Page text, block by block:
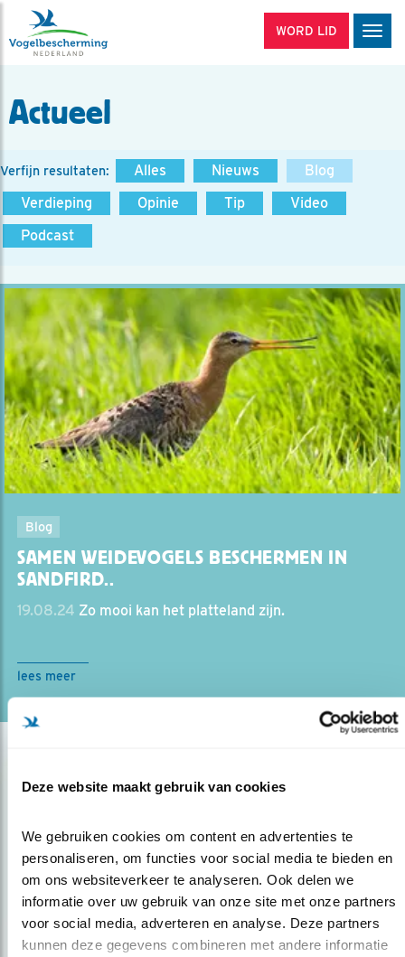
Deze website maakt gebruik van cookies
We gebruiken cookies om content en advertenties te
personaliseren, om functies voor social media te bieden en
om ons websiteverkeer te analyseren. Ook delen we
informatie over uw gebruik van onze site met onze partners
voor social media, adverteren en analyse. Deze partners
kunnen deze gegevens combineren met andere informatie
WORD LID
Actueel
Verfijn resultaten: Alles Nieuws
Blog
Verdieping
Opinie Tip
Video
Podcast
Blog
SAMEN WEIDEVOGELS BESCHERMEN IN
SANDFIRD..
19.08.24 Zo mooi kan het platteland zijn.
lees meer
Op de hoogte blijven?
Meld je aan en ontvang nieuws, inspiratie, acties en tips
over vogels en activiteiten van Vogelbescherming.